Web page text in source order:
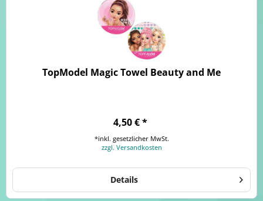
TopModel Magic Towel Beauty and Me
4,50 € *
*inkl. gesetzlicher MwSt.
zzgl. Versandkosten
Details